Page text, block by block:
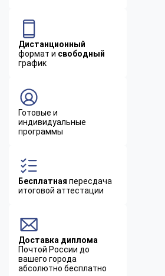
Дистанционный
формат и свободный
график
Готовые и
индивидуальные
программы
Бесплатная пересдача
итоговой аттестации
Доставка диплома
Почтой России до
вашего города
абсолютно бесплатно